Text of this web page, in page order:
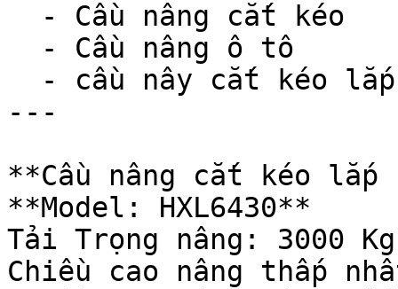
---
**Cầu nâng cắt kéo lắp
**Model: HXL6430**
Tải Trọng nâng: 3000 Kg
Chiều cao nâng thấp